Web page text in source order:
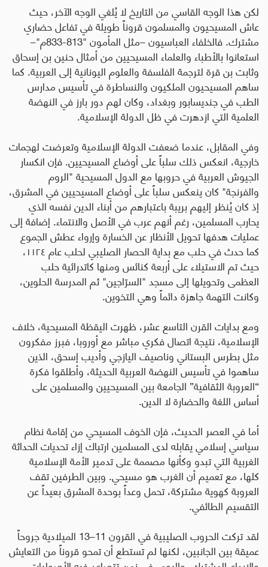
لكن هذا الوجه القاسي من التاريخ لا يُلغي الوجه الآخر، حيث
عاش المسيحيون والمسلمون قروناً طويلة في تفاعل حضاري
مشترك. فالخلفاء العباسيون –مثل المأمون "813-833م"–
استعانوا بالأطباء والعلماء المسيحيين من أمثال حنين بن إسحاق
وثابت بن قرة لترجمة الفلسفة والعلوم اليونانية إلى العربية. كما
ساهم المسيحيون الملكيون والنساطرة في تأسيس مدارس
الطب في جنديسابور وبغداد، وكان لهم دور بارز في النهضة
العلمية التي ازدهرت في ظل الدولة الإسلامية.
وفي المقابل، عندما ضعفت الدولة الإسلامية وتعرضت لهجمات
خارجية، انعكس ذلك سلباً على أوضاع المسيحيين. فإن انكسار
الجيوش العربية في حروبها مع الدول المسيحية "الروم
والفرنجة" كان ينعكس سلباً على أوضاع المسيحيين في المشرق،
إذ كان يُنظر إليهم بريبة باعتبارهم من أبناء الدين نفسه الذي
يحارب المسلمين، رغم أنهم عرب في الأصل والانتماء. إضافة إلى
عمليات هدفها تحويل الأنظار عن الخسارة وإرواء عطش الجموع
كما حدث في حلب مع بداية الحصار الصليبي لحلب عام ١١٢٤،
حيث تم الاستيلاء على أربعة كنائس ومنها كاتدرائية حلب
العظمى وتحويلها إلى مسجد "السرّاجين" ثم المدرسة الحلوين،
وكانت التهمة جاهزة دائماً وهي التخوين.
ومع بدايات القرن التاسع عشر، ظهرت اليقظة المسيحية، خلاف
الإسلامية، نتيجة اتصال فكري مباشر مع أوروبا، فبرز مفكرون
مثل بطرس البستاني وناصيف اليازجي وأديب إسحق، الذين
ساهموا في تأسيس النهضة العربية الحديثة، وأطلقوا فكرة
“العروبة الثقافية” الجامعة بين المسيحيين والمسلمين على
أساس اللغة والحضارة لا الدين.
أما في العصر الحديث، فإن الخوف المسيحي من إقامة نظام
سياسي إسلامي يقابله لدى المسلمين ارتباك إزاء تحديات الحداثة
الغربية التي تبدو وكأنها مصممة على تدمير الأمة الإسلامية
كلها، مع تعميم أن الغرب هو مسيحي. وبين الطرفين تقف
العروبة كهوية مشتركة، تحمل وعداً بوحدة المشرق بعيداً عن
التقسيم الطائفي.
لقد تركت الحروب الصليبية في القرون 11–13 الميلادية جروحاً
عميقة بين الجانبين، لكنها لم تستطع أن تمحو قروناً من التعايش